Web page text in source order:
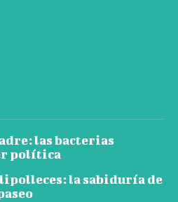
las bacterias
política
la sabiduría de